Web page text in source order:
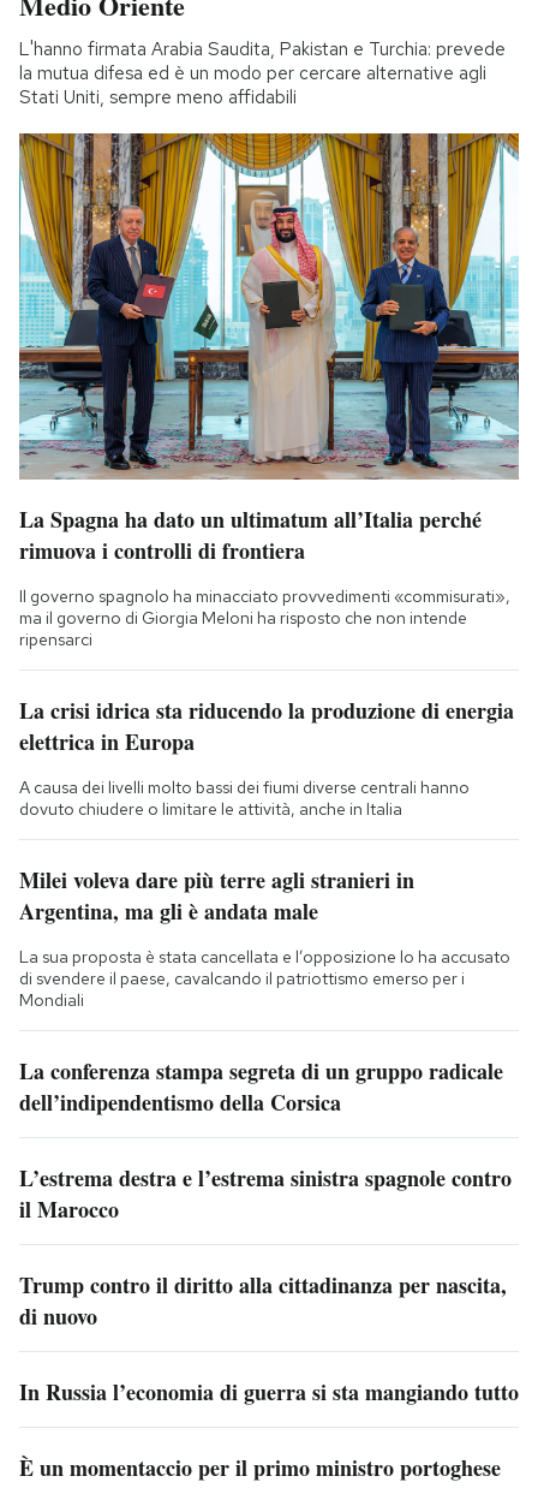
L'hanno firmata Arabia Saudita, Pakistan e Turchia: prevede
la mutua difesa ed è un modo per cercare alternative agli
Stati Uniti, sempre meno affidabili
La Spagna ha dato un ultimatum all’Italia perché
rimuova i controlli di frontiera
Il governo spagnolo ha minacciato provvedimenti «commisurati»,
ma il governo di Giorgia Meloni ha risposto che non intende
ripensarci
La crisi idrica sta riducendo la produzione di energia
elettrica in Europa
A causa dei livelli molto bassi dei fiumi diverse centrali hanno
dovuto chiudere o limitare le attività, anche in Italia
Milei voleva dare più terre agli stranieri in
Argentina, ma gli è andata male
La sua proposta è stata cancellata e l’opposizione lo ha accusato
di svendere il paese, cavalcando il patriottismo emerso per i
Mondiali
La conferenza stampa segreta di un gruppo radicale
dell’indipendentismo della Corsica
L’estrema destra e l’estrema sinistra spagnole contro
il Marocco
Trump contro il diritto alla cittadinanza per nascita,
di nuovo
In Russia l’economia di guerra si sta mangiando tutto
È un momentaccio per il primo ministro portoghese